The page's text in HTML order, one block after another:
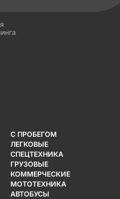
С ПРОБЕГОМ
ЛЕГКОВЫЕ
СПЕЦТЕХНИКА
ГРУЗОВЫЕ
КОММЕРЧЕСКИЕ
МОТОТЕХНИКА
АВТОБУСЫ